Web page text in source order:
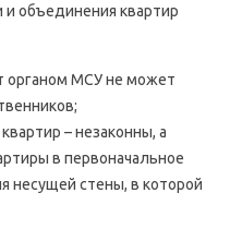
объединения квартир
органом МСУ не может
– незаконны, а
в первоначальное
несущей стены, в которой